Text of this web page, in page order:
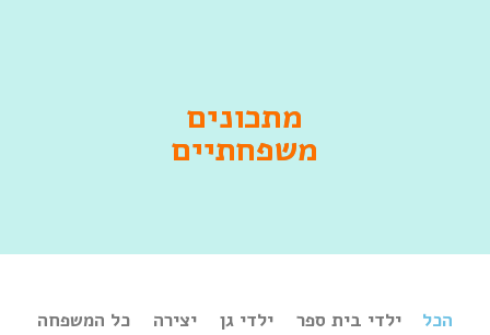
מתכונים
משפחתיים
הכל ילדי בית ספר ילדי גן יצירה
כל המשפחה